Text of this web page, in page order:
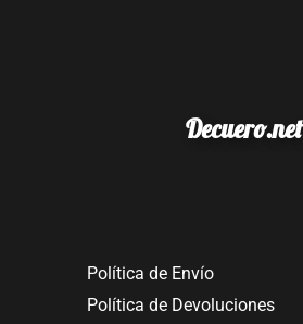
Decuero.net
Política de Envío
Política de Devoluciones